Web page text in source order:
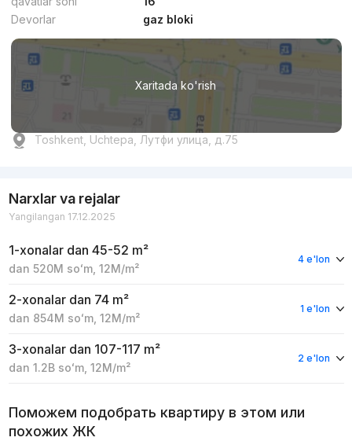
Devorlar
gaz bloki
Xaritada ko'rish
Toshkent, Uchtepa, Лутфи улица, д.75
Narxlar va rejalar
Yangilangan 17.12.2025
1-xonalar dan 45-52 m²
dan 520M soʻm, 12M/m²
4 e'lon
2-xonalar dan 74 m²
dan 854M soʻm, 12M/m²
1 e'lon
3-xonalar dan 107-117 m²
dan 1.2B soʻm, 12M/m²
2 e'lon
Поможем подобрать квартиру в этом или
похожих ЖК